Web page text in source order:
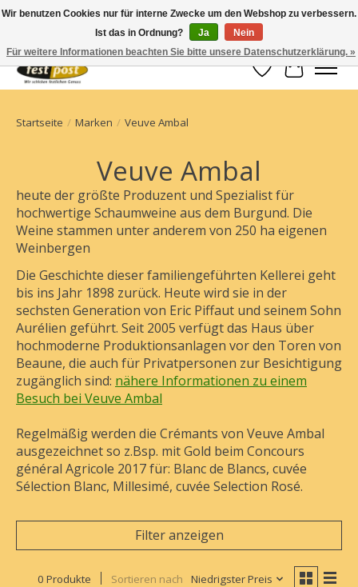
Champagner einfach geschickt
Wunschzettel
Ihr
Startseite / Marken / Veuve Ambal
Veuve Ambal
heute der größte Produzent und Spezialist für
hochwertige Schaumweine aus dem Burgund. Die
Weine stammen unter anderem von 250 ha eigenen
Weinbergen
Die Geschichte dieser familiengeführten Kellerei geht
bis ins Jahr 1898 zurück. Heute wird sie in der
sechsten Generation von Eric Piffaut und seinem Sohn
Aurélien geführt. Seit 2005 verfügt das Haus über
hochmoderne Produktionsanlagen vor den Toren von
Beaune, die auch für Privatpersonen zur Besichtigung
zugänglich sind: nähere Informationen zu einem
Besuch bei Veuve Ambal
Regelmäßig werden die Crémants von Veuve Ambal
ausgezeichnet so z.Bsp. mit Gold beim Concours
général Agricole 2017 für: Blanc de Blancs, cuvée
Sélection Blanc, Millesimé, cuvée Selection Rosé.
Filter anzeigen
0 Produkte Sortieren nach Niedrigster Preis
Wir benutzen Cookies nur für interne Zwecke um den Webshop zu verbessern.
Ist das in Ordnung?
Ja
Nein
Für weitere Informationen beachten Sie bitte unsere Datenschutzerklärung. »